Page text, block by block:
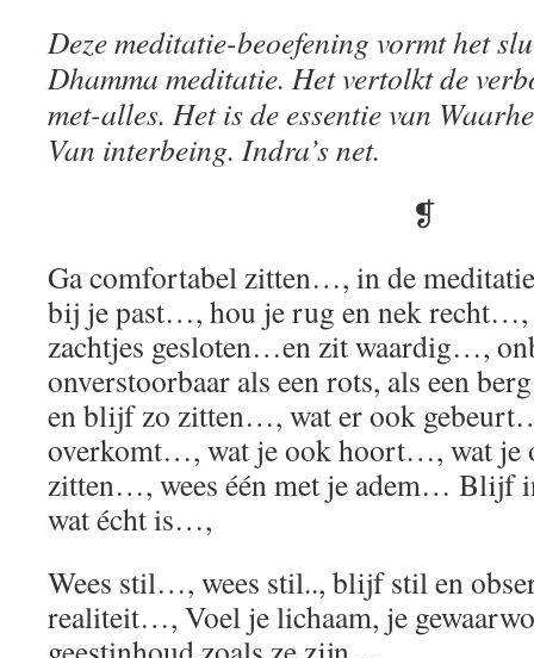
Deze meditatie-beoefening vormt het
Dhamma meditatie. Het vertolkt de
met-alles. Het is de essentie van
Van interbeing. Indra’s net.
❡
Ga comfortabel zitten…, in de
bij je past…, hou je rug en nek recht…,
zachtjes gesloten…en zit waardig…,
onverstoorbaar als een rots, als een
en blijf zo zitten…, wat er ook
overkomt…, wat je ook hoort…, wat
zitten…, wees één met je adem…
wat écht is…,
Wees stil…, wees stil.., blijf stil en
realiteit…, Voel je lichaam, je